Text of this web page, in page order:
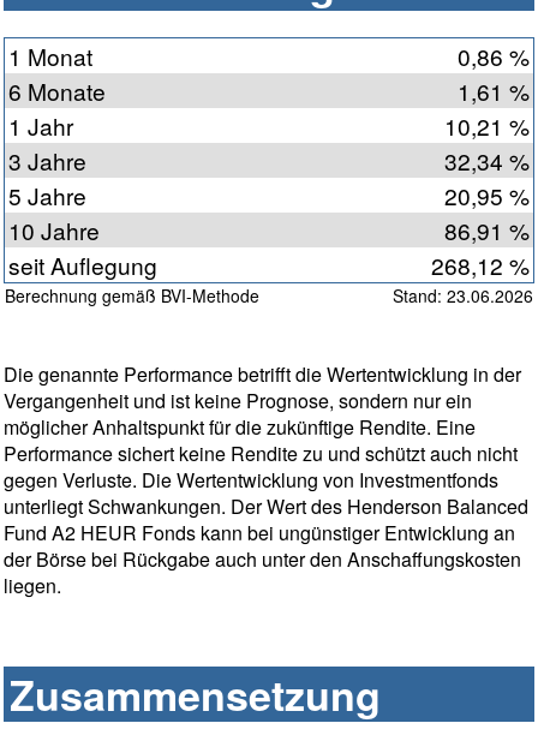
1 Monat
0,86 %
6 Monate
1,61 %
1 Jahr
10,21 %
3 Jahre
32,34 %
5 Jahre
20,95 %
10 Jahre
86,91 %
seit Auflegung
268,12 %
Berechnung gemäß BVI-Methode Stand: 23.06.2026
Die genannte Performance betrifft die Wertentwicklung in der
Vergangenheit und ist keine Prognose, sondern nur ein
möglicher Anhaltspunkt für die zukünftige Rendite. Eine
Performance sichert keine Rendite zu und schützt auch nicht
gegen Verluste. Die Wertentwicklung von Investmentfonds
unterliegt Schwankungen. Der Wert des Henderson Balanced
Fund A2 HEUR Fonds kann bei ungünstiger Entwicklung an
der Börse bei Rückgabe auch unter den Anschaffungskosten
liegen.
Zusammensetzung